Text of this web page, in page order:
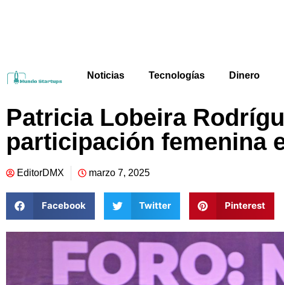
Noticias Tecnologías Dinero
Patricia Lobeira
participación femenina
EditorDMX marzo 7, 2025
Facebook Twitter Pinterest